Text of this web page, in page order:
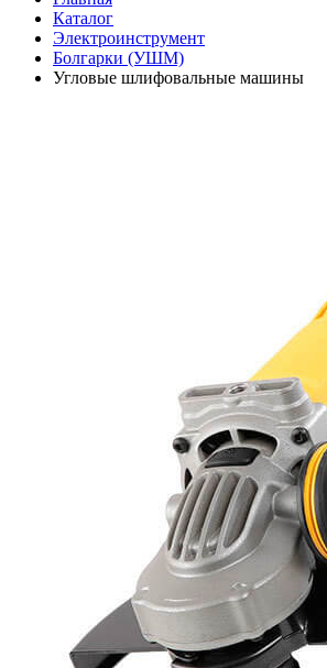
Каталог
Электроинструмент
Болгарки (УШМ)
Угловые шлифовальные машины